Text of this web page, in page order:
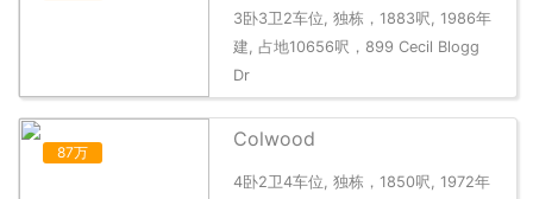
3卧3卫2车位, 独栋，1883呎, 1986年
建, 占地10656呎，899 Cecil Blogg
Dr
87万
Colwood
4卧2卫4车位, 独栋，1850呎, 1972年